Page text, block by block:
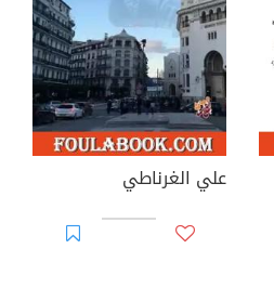
علي الغرناطي